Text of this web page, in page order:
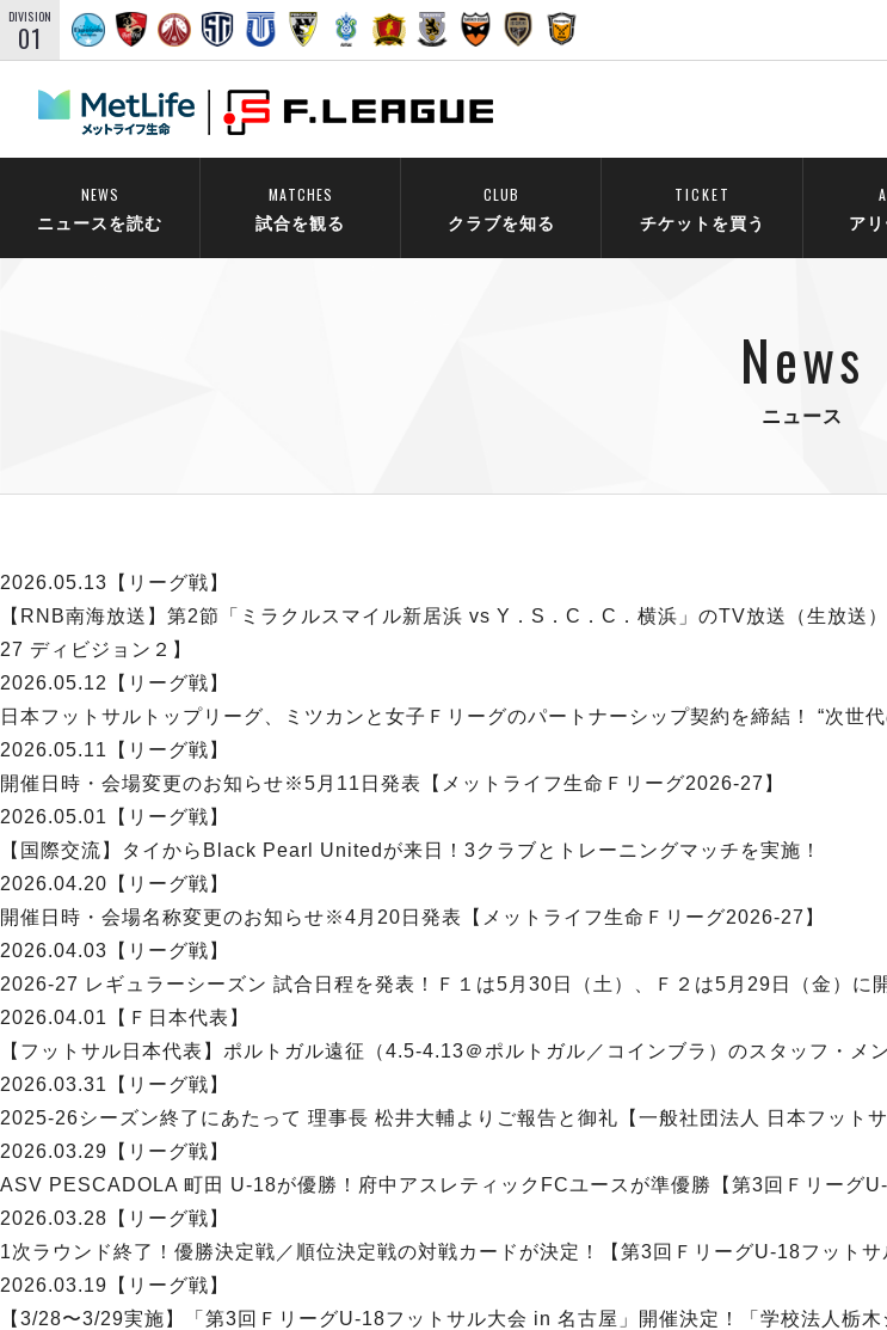
DIVISION
01
NEWS
ニュースを読む
MATCHES
試合を観る
CLUB
クラブを知る
TICKET
チケットを買う ア
News
ニュース
2026.05.13 【リーグ戦】
【RNB南海放送】第2節「ミラクルスマイル新居浜 vs Y．S．C．C．横浜」のTV放送（生放
27 ディビジョン２】
2026.05.12
【リーグ戦】
日本フットサルトップリーグ、ミツカンと女子Ｆリーグのパートナーシップ契約を締結！ “次世
2026.05.11
【リーグ戦】
開催日時・会場変更のお知らせ※5月11日発表【メットライフ生命Ｆリーグ2026-27】
2026.05.01
【リーグ戦】
【国際交流】タイからBlack Pearl Unitedが来日！3クラブとトレーニングマッチを実施！
2026.04.20 【リーグ戦】
開催日時・会場名称変更のお知らせ※4月20日発表【メットライフ生命Ｆリーグ2026-27】
2026.04.03 【リーグ戦】
2026-27 レギュラーシーズン 試合日程を発表！Ｆ１は5月30日（土）、Ｆ２は5月29日（金）
2026.04.01
【Ｆ日本代表】
【フットサル日本代表】ポルトガル遠征（4.5-4.13＠ポルトガル／コインブラ）のスタッフ・メ
2026.03.31
【リーグ戦】
2025-26シーズン終了にあたって 理事長 松井大輔よりご報告と御礼【一般社団法人 日本フットサ
2026.03.29 【リーグ戦】
ASV PESCADOLA 町田 U-18が優勝！府中アスレティックFCユースが準優勝【第3回Ｆリーグ
2026.03.28 【リーグ戦】
1次ラウンド終了！優勝決定戦／順位決定戦の対戦カードが決定！【第3回ＦリーグU-18フットサ
2026.03.19 【リーグ戦】
【3/28〜3/29実施】「第3回ＦリーグU-18フットサル大会 in 名古屋」開催決定！「学校法人栃